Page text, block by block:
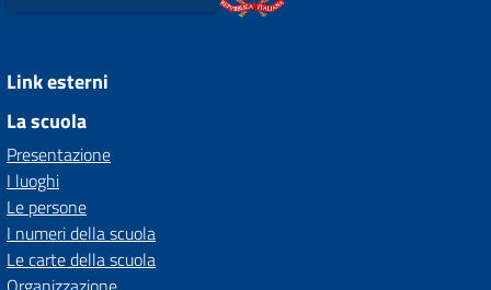
Link esterni
La scuola
Presentazione
I luoghi
Le persone
I numeri della scuola
Le carte della scuola